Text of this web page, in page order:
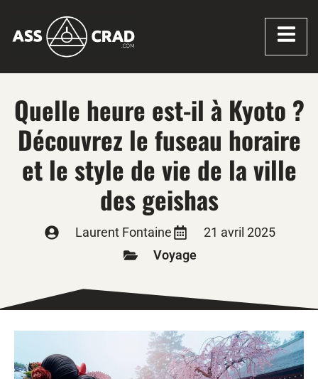
Quelle heure est-il à Kyoto ?
Découvrez le fuseau horaire
et le style de vie de la ville
des geishas
Laurent Fontaine
21 avril 2025
Voyage